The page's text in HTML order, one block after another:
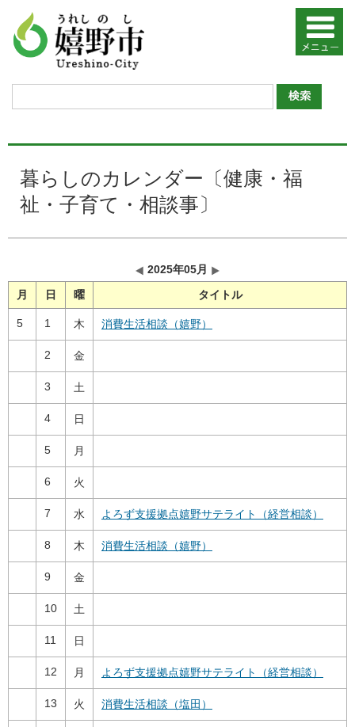
暮らしのカレンダー〔健康・福
祉・子育て・相談事〕
2025年05月
月
日 曜 タイトル
5 1 木 消費生活相談（嬉野）
2 金
3 土
4 日
5 月
6 火
7 水 よろず支援拠点嬉野サテライト（経営相談）
8 木 消費生活相談（嬉野）
9 金
10 土
11 日
12 月 よろず支援拠点嬉野サテライト（経営相談）
13 火 消費生活相談（塩田）